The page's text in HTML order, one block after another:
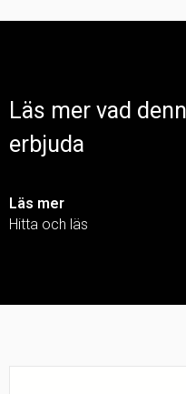
Läs mer vad
erbjuda
Läs mer
Hitta och läs